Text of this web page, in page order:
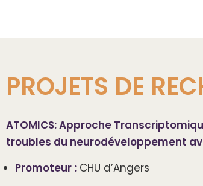
PROJETS DE
ATOMICS: Approche
troubles du neurodéveloppement
Promoteur : CHU d’Angers